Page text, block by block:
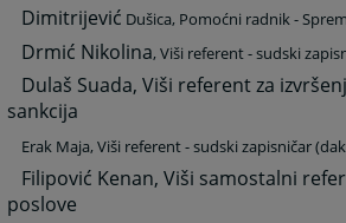
Dimitrijević Dušica, Pomoćni radnik -
Drmić Nikolina, Viši referent - sudski
Dulaš Suada, Viši referent za
sankcija
Erak Maja, Viši referent - sudski zapisničar
Filipović Kenan, Viši samostalni
poslove